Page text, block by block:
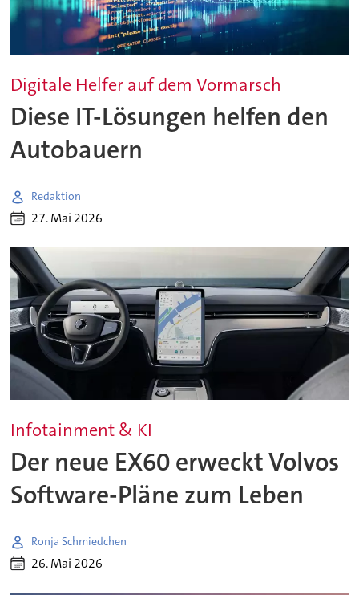
Digitale Helfer auf dem Vormarsch
Diese IT-Lösungen helfen den
Autobauern
Redaktion
27. Mai 2026
Infotainment & KI
Der neue EX60 erweckt Volvos
Software-Pläne zum Leben
Ronja Schmiedchen
26. Mai 2026